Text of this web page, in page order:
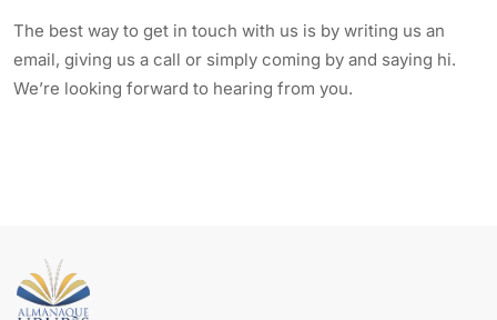
The best way to get in touch with us is by writing us an
email, giving us a call or simply coming by and saying hi.
We’re looking forward to hearing from you.